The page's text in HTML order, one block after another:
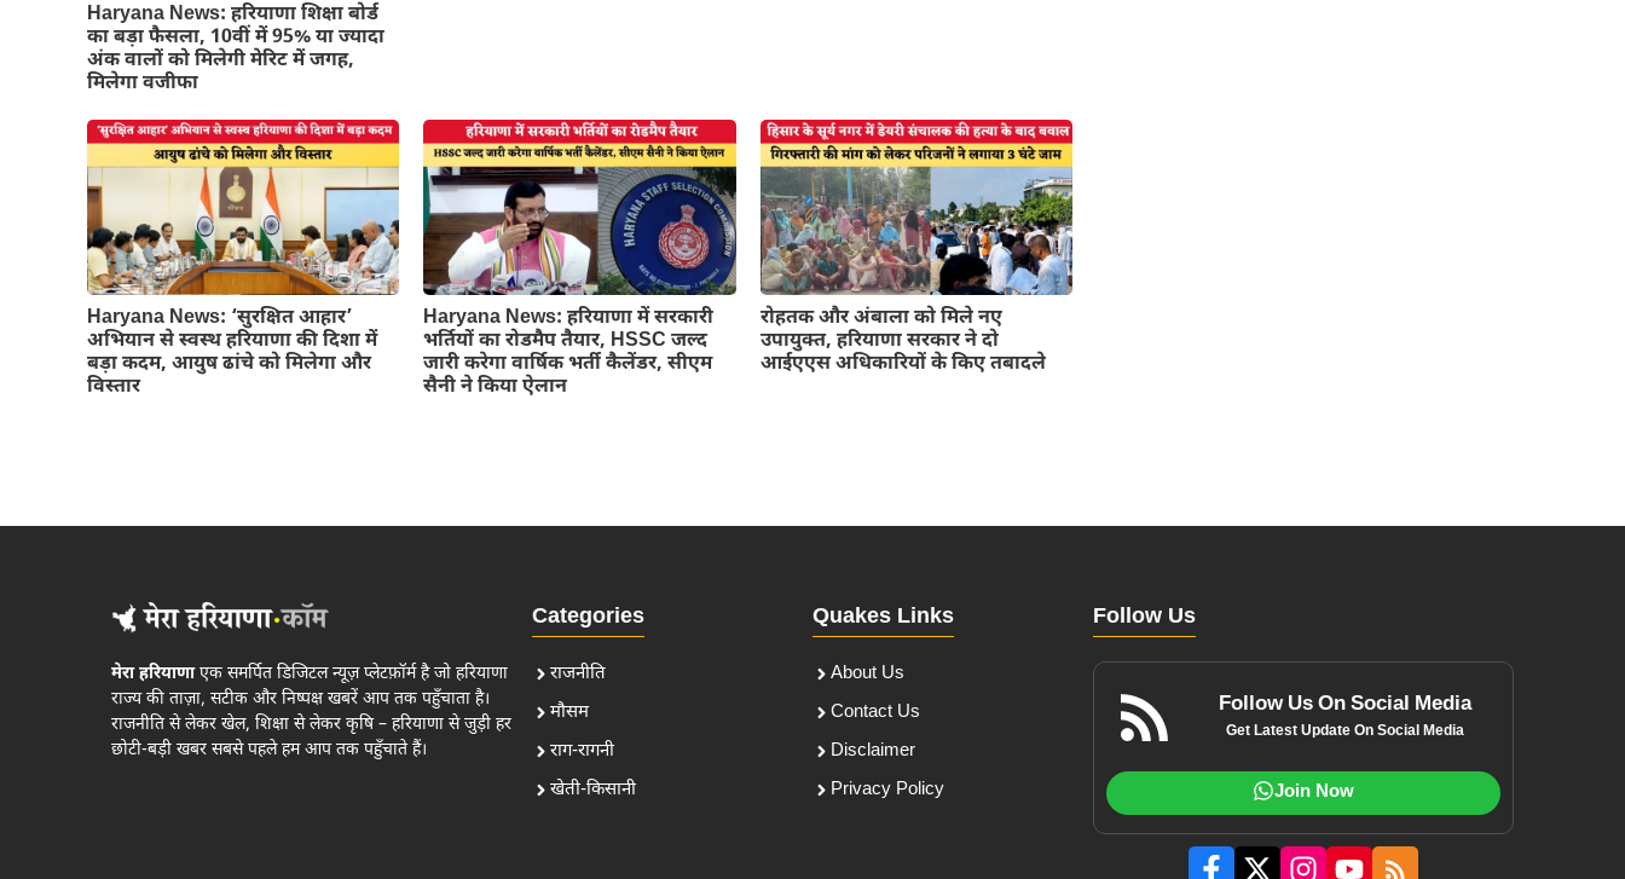
Haryana News: हरियाणा शिक्षा बोर्ड
का बड़ा फैसला, 10वीं में 95% या ज्यादा
अंक वालों को मिलेगी मेरिट में जगह,
मिलेगा वजीफा
Haryana News: ‘सुरक्षित आहार’
अभियान से स्वस्थ हरियाणा की दिशा में
बड़ा कदम, आयुष ढांचे को मिलेगा और
विस्तार
Haryana News: हरियाणा में सरकारी
भर्तियों का रोडमैप तैयार, HSSC जल्द
जारी करेगा वार्षिक भर्ती कैलेंडर, सीएम
सैनी ने किया ऐलान
रोहतक और अंबाला को मिले नए
उपायुक्त, हरियाणा सरकार ने दो
आईएएस अधिकारियों के किए तबादले
मेरा हरियाणाएक समर्पित डिजिटल न्यूज़ प्लेटफ़ॉर्म है जो हरियाणा
राज्य की ताज़ा, सटीक और निष्पक्ष खबरें आप तक पहुँचाता है।
राजनीति से लेकर खेल, शिक्षा से लेकर कृषि – हरियाणा से जुड़ी हर
छोटी-बड़ी खबर सबसे पहले हम आप तक पहुँचाते हैं।
Categories
राजनीति
मौसम
राग-रागनी
खेती-किसानी
Quakes Links
About Us
Contact Us
Disclaimer
Privacy Policy
Follow Us
Follow Us On Social Media
Get Latest Update On Social Media
Join Now